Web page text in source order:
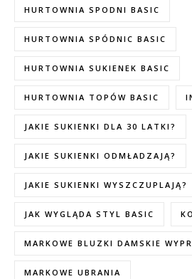
HURTOWNIA SPODNI BASIC
HURTOWNIA SPÓDNIC BASIC
HURTOWNIA SUKIENEK BASIC
HURTOWNIA TOPÓW BASIC
JAKIE SUKIENKI DLA 30 LATKI?
JAKIE SUKIENKI ODMŁADZAJĄ?
JAKIE SUKIENKI WYSZCZUPLAJĄ?
JAK WYGLĄDA STYL BASIC
MARKOWE BLUZKI DAMSKIE
MARKOWE UBRANIA